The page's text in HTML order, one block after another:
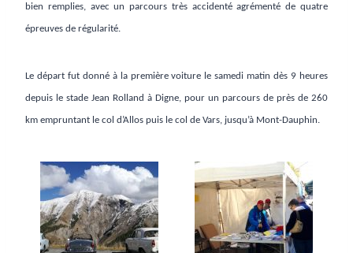
bien remplies, avec un parcours très accidenté agrémenté de quatre
épreuves de régularité.
Le départ fut donné à la première voiture le samedi matin dès 9 heures
depuis le stade Jean Rolland à Digne, pour un parcours de près de 260
km empruntant le col d’Allos puis le col de Vars, jusqu’à Mont-Dauphin.